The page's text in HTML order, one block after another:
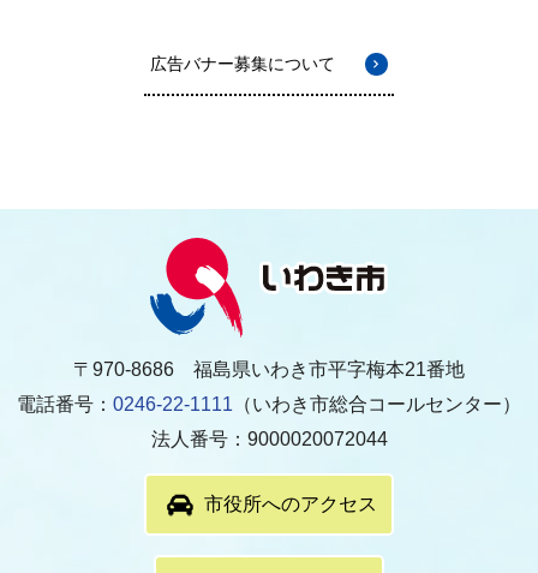
広告バナー募集について
〒970-8686 福島県いわき市平字梅本21番地
電話番号： 0246-22-1111 （いわき市総合コールセンター）
法人番号：9000020072044
市役所へのアクセス